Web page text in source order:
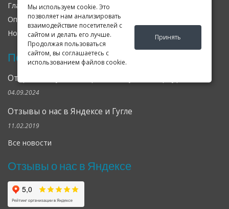
Мы используем cookie. Это
позволяет нам анализировать
взаимодействие посетителей с
сайтом и делать его лучше.
Продолжая пользоваться
сайтом, вы соглашаетесь с
использованием файлов cookie.
Принять
Главная О нас
Оплата
Доставка
Новости
Оферта Соглашение
Последние новости
Открылся клубный сервис Geely в Петербурге
04.09.2024
Отзывы о нас в Яндексе и Гугле
11.02.2019
Все новости
Отзывы о нас в Яндексе